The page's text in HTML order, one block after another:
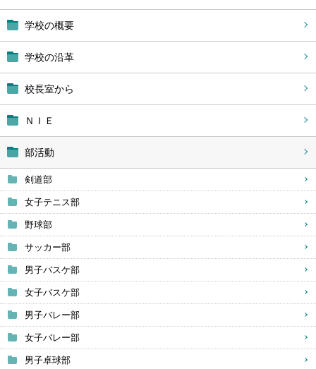
学校の概要
学校の沿革
校長室から
ＮＩＥ
部活動
剣道部
女子テニス部
野球部
サッカー部
男子バスケ部
女子バスケ部
男子バレー部
女子バレー部
男子卓球部